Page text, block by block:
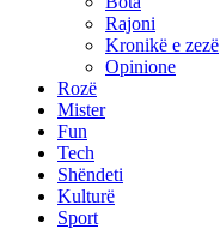
Rajoni
Kronikë e zezë
Opinione
Rozë
Mister
Fun
Tech
Shëndeti
Kulturë
Sport